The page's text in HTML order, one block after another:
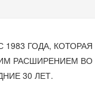
1983 ГОДА,
РАСШИРЕНИЕМ ВО
30 ЛЕТ.